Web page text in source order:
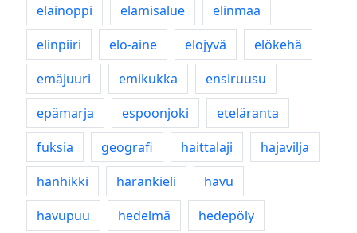
eläinoppi
elämisalue
elinmaa
elinpiiri
elo-aine elojyvä
elökehä
emäjuuri
emikukka
ensiruusu
epämarja
espoonjoki
eteläranta
fuksia
geografi haittalaji
hajavilja
hanhikki
häränkieli
havu
havupuu
hedelmä
hedepöly